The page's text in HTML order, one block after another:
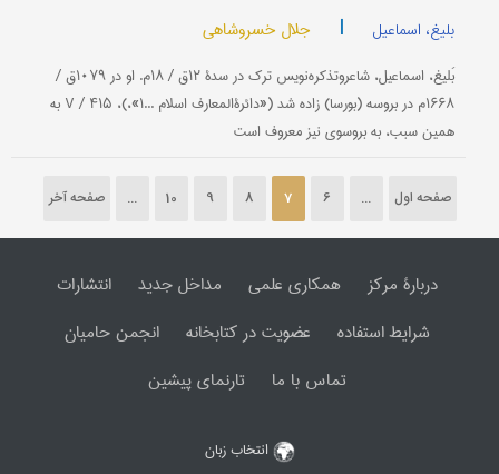
بلیغ، اسماعیل | جلال خسروشاهی
بَلیغ، اسماعیل، شاعروتذكره‌نویس ترك در سدۀ ۱۲ق / ۱۸م. او در ۱۰۷۹ق /
۱۶۶۸م در بروسه (بورسا) زاده شد («دائرةالمعارف اسلام ...۱»،)، V / ۴۱۵ به
همین سبب، به بروسوی نیز معروف است
صفحه اول ...
6
7
8
9
10
... صفحه آخر
دربارۀ مرکز همکاری علمی مداخل جدید
انتشارات
شرایط استفاده
عضویت در کتابخانه
انجمن حامیان
تماس با ما
تارنمای پیشین
انتخاب زبان